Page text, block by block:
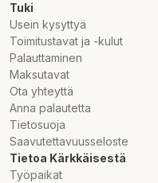
Tuki
Usein kysyttyä
Toimitustavat ja -kulut
Palauttaminen
Maksutavat
Ota yhteyttä
Anna palautetta
Tietosuoja
Saavutettavuusseloste
Tietoa Kärkkäisestä
Työpaikat